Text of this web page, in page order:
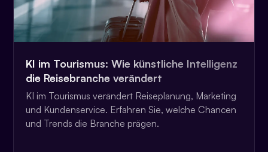
KI im Tourismus: Wie künstliche Intelligenz
die Reisebranche verändert
KI im Tourismus verändert Reiseplanung, Marketing
und Kundenservice. Erfahren Sie, welche Chancen
und Trends die Branche prägen.